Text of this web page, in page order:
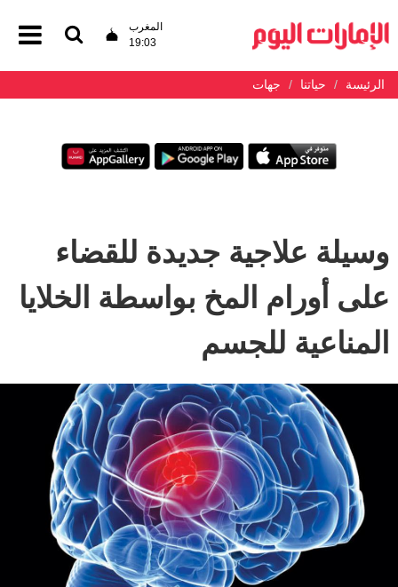
المغرب
19:03
الرئيسة حياتنا جهات
وسيلة علاجية جديدة للقضاء
على أورام المخ بواسطة الخلايا
المناعية للجسم